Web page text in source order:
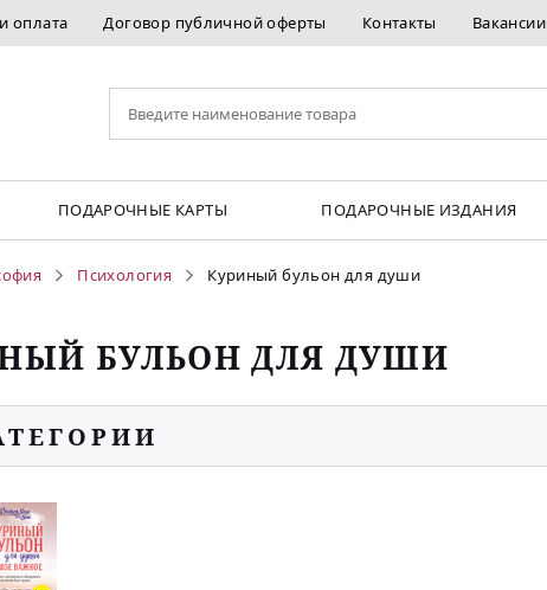
оплата Договор публичной оферты Контакты Вакансии
ПОДАРОЧНЫЕ КАРТЫ ПОДАРОЧНЫЕ ИЗДАНИЯ
Психология Куриный бульон для души
БУЛЬОН ДЛЯ ДУШИ